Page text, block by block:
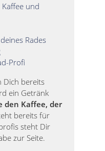
und
Rades
Profi
Dich bereits
ein Getränk
den Kaffee, der
bereits für
steht Dir
zur Seite.